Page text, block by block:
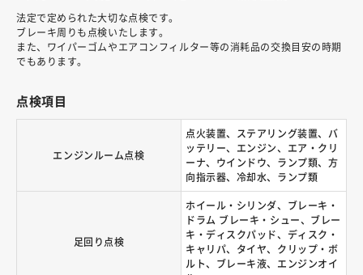
法定で定められた大切な点検です。
ブレーキ周りも点検いたします。
また、ワイパーゴムやエアコンフィルター等の消耗品の交換目安の時期
でもあります。
点検項目
エンジンルーム点検
点火装置、ステアリング装置、バ
ッテリー、エンジン、エア・クリ
ーナ、ウインドウ、ランプ類、方
向指示器、冷却水、ランプ類
足回り点検
ホイール・シリンダ、ブレーキ・
ドラム ブレーキ・シュー、ブレー
キ・ディスクパッド、ディスク・
キャリパ、タイヤ、クリップ・ボ
ルト、ブレーキ液、エンジンオイ